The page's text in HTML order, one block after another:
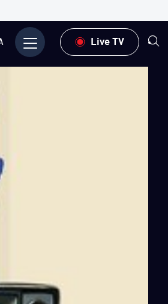
Μενού Live TV